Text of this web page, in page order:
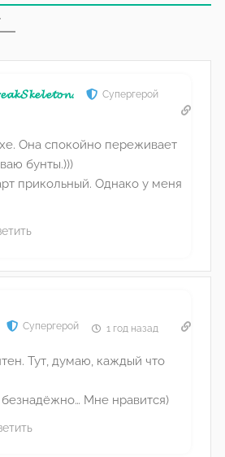
Супергерой
Она спокойно переживает
бунты.)))
прикольный. Однако у меня
Супергерой 1 год назад
Тут, думаю, каждый что
Мне нравится)